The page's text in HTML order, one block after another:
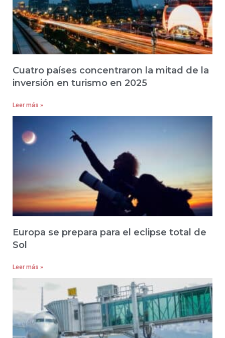
Cuatro países concentraron la mitad de la
inversión en turismo en 2025
Leer más »
Europa se prepara para el eclipse total de
Sol
Leer más »